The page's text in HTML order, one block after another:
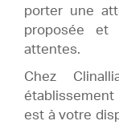
porter une
proposée
attentes.
Chez
est à votre